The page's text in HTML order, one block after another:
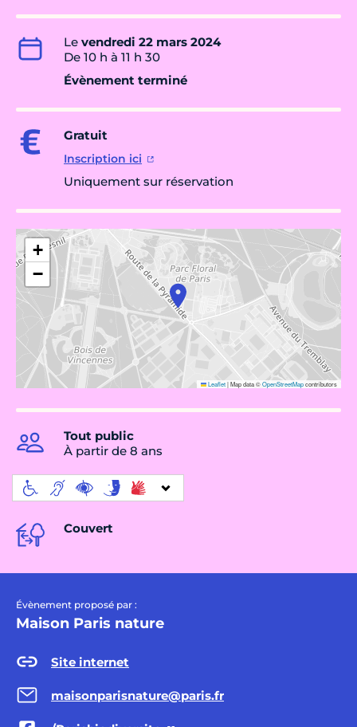
Le vendredi 22 mars 2024
De 10 h à 11 h 30
Évènement terminé
Gratuit
Inscription ici
Uniquement sur réservation
+
−
Leaflet|Map data ©OpenStreetMapcontributors
Tout public
À partir de 8 ans
Couvert
Évènement proposé par :
Maison Paris nature
Site internet
maisonparisnature@paris.fr